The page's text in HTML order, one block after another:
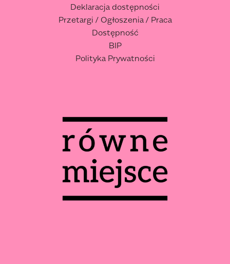
Deklaracja dostępności
Przetargi / Ogłoszenia / Praca
Dostępność
BIP
Polityka Prywatności